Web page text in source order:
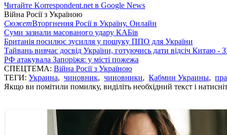
Читайте Korrespondent.net в Google News
Війна Росії з Україною
СюжетВторгнення Росії в Україну. Онлайн
Суми зазнали масованого удару КАБів
Британія посилює зусилля у пошуку ППО для України
Тайвань вивчає досвід України, готуючись дати відсіч Китаю -
РФ атакувала Запоріжя: у місті пожежа
СПЕЦТЕМА: Війна Росії з Україною
ТЕГИ: Украина, чиновник, чиновники, Кабмин Украины,
Якщо ви помітили помилку, виділіть необхідний текст і